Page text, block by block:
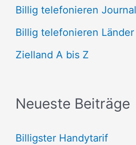
e
n
n
h
Billig telefonieren Journal
Billig telefonieren Länder
Zielland A bis Z
Neueste Beiträge
Billigster Handytarif